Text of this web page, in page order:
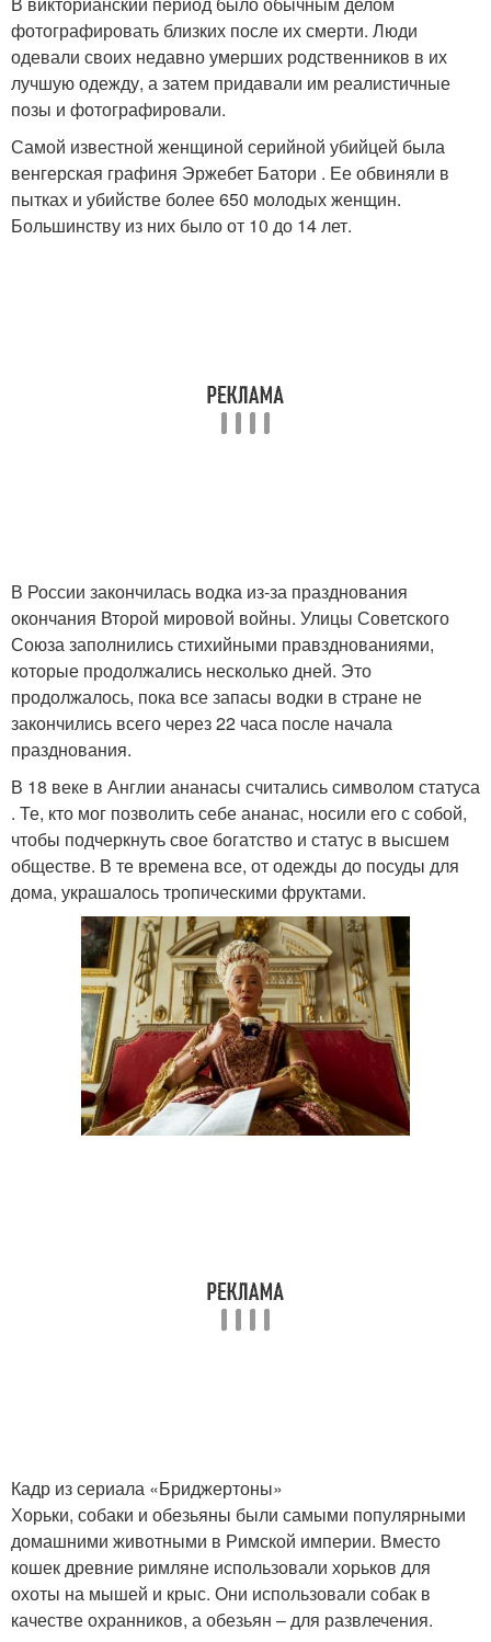
фотографировать близких после их смерти. Люди
одевали своих недавно умерших родственников в их
лучшую одежду, а затем придавали им реалистичные
позы и фотографировали.
Самой известной женщиной серийной убийцей была
венгерская графиня Эржебет Батори . Ее обвиняли в
пытках и убийстве более 650 молодых женщин.
Большинству из них было от 10 до 14 лет.
В России закончилась водка из-за празднования
окончания Второй мировой войны. Улицы Советского
Союза заполнились стихийными правзднованиями,
которые продолжались несколько дней. Это
продолжалось, пока все запасы водки в стране не
закончились всего через 22 часа после начала
празднования.
В 18 веке в Англии ананасы считались символом статуса
. Те, кто мог позволить себе ананас, носили его с собой,
чтобы подчеркнуть свое богатство и статус в высшем
обществе. В те времена все, от одежды до посуды для
дома, украшалось тропическими фруктами.
Кадр из сериала «Бриджертоны»
Хорьки, собаки и обезьяны были самыми популярными
домашними животными в Римской империи. Вместо
кошек древние римляне использовали хорьков для
охоты на мышей и крыс. Они использовали собак в
качестве охранников, а обезьян – для развлечения.